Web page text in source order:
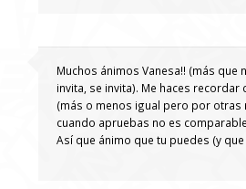
Muchos ánimos Vanesa!! (más
invita, se invita). Me haces
(más o menos igual pero por otras
cuando apruebas no es
Así que ánimo que tu puedes (y